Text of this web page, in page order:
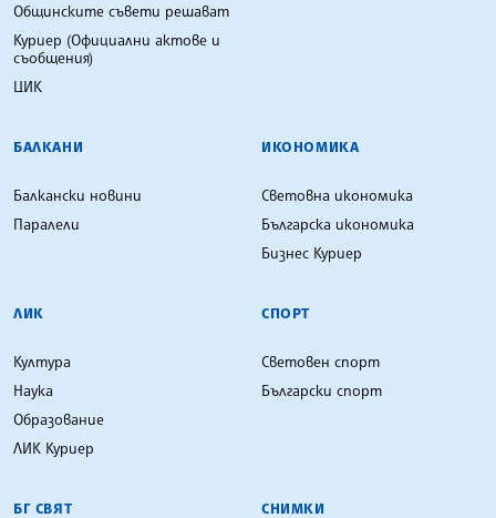
Общинските съвети решават
Куриер (Официални актове и
съобщения)
ЦИК
БАЛКАНИ
Балкански новини
Паралели
ИКОНОМИКА
Световна икономика
Българска икономика
Бизнес Куриер
ЛИК
Култура
Наука
Образование
ЛИК Куриер
СПОРТ
Световен спорт
Български спорт
БГ СВЯТ СНИМКИ